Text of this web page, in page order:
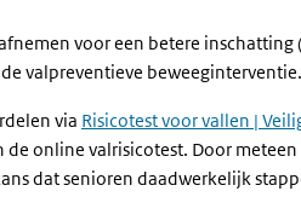
voor een betere inschatting
valpreventieve beweeginterventie.
via Risicotest voor vallen |
online valrisicotest. Door
dat senioren daadwerkelijk